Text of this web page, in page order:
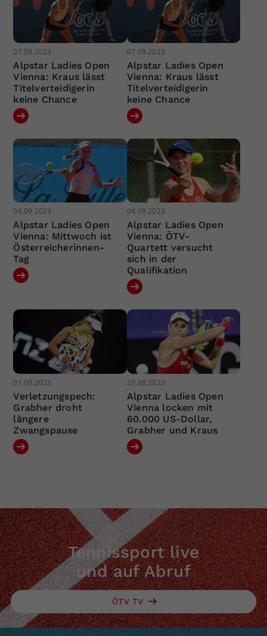
07.09.2023
Alpstar Ladies Open
Vienna: Kraus lässt
Titelverteidigerin
keine Chance
07.09.2023
Alpstar Ladies Open
Vienna: Kraus lässt
Titelverteidigerin
keine Chance
04.09.2023
Alpstar Ladies Open
Vienna: Mittwoch ist
Österreicherinnen-
Tag
04.09.2023
Alpstar Ladies Open
Vienna: ÖTV-
Quartett versucht
sich in der
Qualifikation
01.09.2023
Verletzungspech:
Grabher droht
längere
Zwangspause
29.08.2023
Alpstar Ladies Open
Vienna locken mit
60.000 US-Dollar,
Grabher und Kraus
Tennissport live
und auf Abruf
ÖTV TV